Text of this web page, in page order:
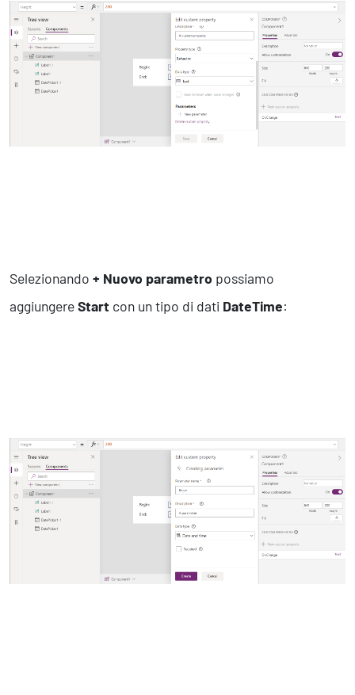
Selezionando + Nuovo parametro possiamo
aggiungereStart con un tipo di dati DateTime: